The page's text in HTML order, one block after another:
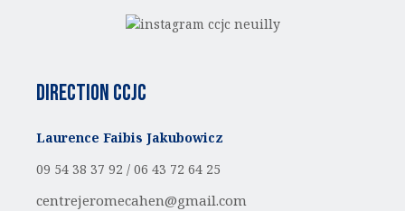
Direction CCJC
Laurence Faibis Jakubowicz
09 54 38 37 92 / 06 43 72 64 25
centrejeromecahen@gmail.com